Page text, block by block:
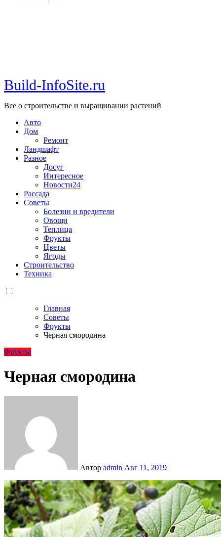
Build-InfoSite.ru
Все о строительстве и выращивании растений
Авто
Дом
Ремонт
Ландшафт
Разное
Досуг
Интересное
Новости24
Рассада
Советы
Болезни и вредители
Овощи
Теплица
Фрукты
Цветы
Ягоды
Строительство
Техника
Главная
Советы
Фрукты
Черная смородина
Фрукты
Черная смородина
Автор admin Авг 11, 2019